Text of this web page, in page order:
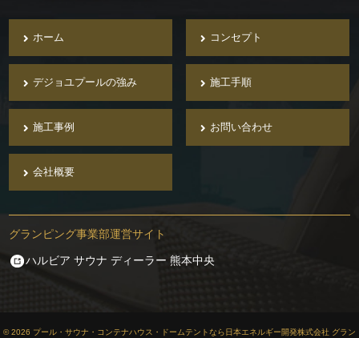
ホーム
デジョユプールの強み
施工事例
会社概要
コンセプト
施工手順
お問い合わせ
グランピング事業部運営サイト
ハルビア サウナ ディーラー 熊本中央
© 2026 プール・サウナ・コンテナハウス・ドームテントなら日本エネルギー開発株式会社 グラン